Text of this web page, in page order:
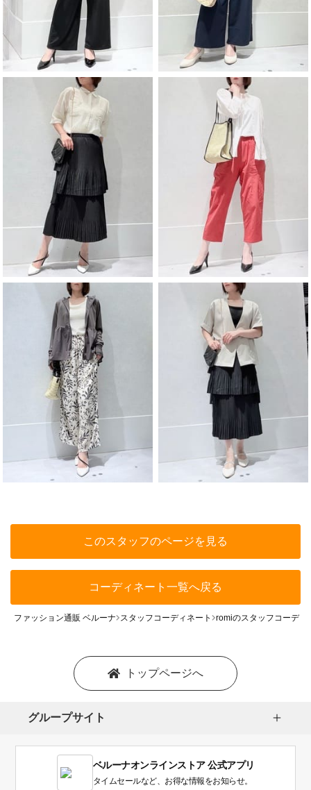
このスタッフのページを見る
コーディネート一覧へ戻る
ファッション通販 ベルーナ スタッフコーディネート romiのスタッフコーディ
トップページへ
グループサイト
ベルーナオンラインストア 公式アプリ
タイムセールなど、お得な情報をお知らせ。